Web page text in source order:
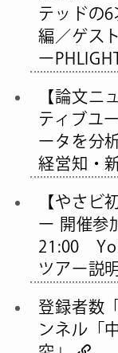
テッドの
編／ゲス
ー
【論文ニ
ティブユ
ータを分
経営知・
【やさビ
ー 開催参
21:00
ツアー説
登録者数
ンネル「